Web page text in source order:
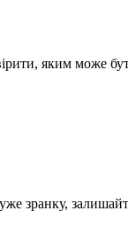
яким може
зранку,